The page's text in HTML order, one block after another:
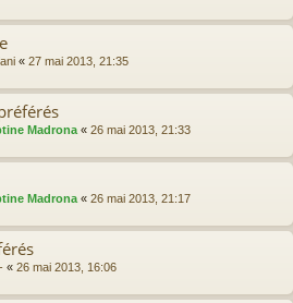
« 27 mai 2013, 21:35
Madrona « 26 mai 2013, 21:33
Madrona « 26 mai 2013, 21:17
« 26 mai 2013, 16:06